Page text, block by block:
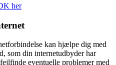
her
kan hjælpe dig med
som din internetudbyder har
eventuelle problemer med